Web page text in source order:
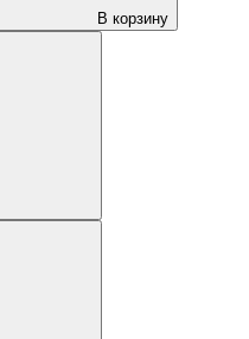
В корзину